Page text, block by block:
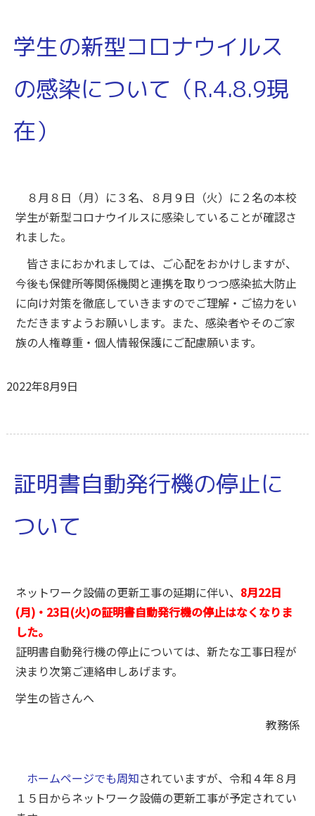
学生の新型コロナウイルス
の感染について（R.4.8.9現
在）
８月８日（月）に３名、８月９日（火）に２名の本校
学生が新型コロナウイルスに感染していることが確認さ
れました。
皆さまにおかれましては、ご心配をおかけしますが、
今後も保健所等関係機関と連携を取りつつ感染拡大防止
に向け対策を徹底していきますのでご理解・ご協力をい
ただきますようお願いします。また、感染者やそのご家
族の人権尊重・個人情報保護にご配慮願います。
2022年8月9日
証明書自動発行機の停止に
ついて
ネットワーク設備の更新工事の延期に伴い、 8月22日
(月)・23日(火)の証明書自動発行機の停止はなくなりま
した。
証明書自動発行機の停止については、新たな工事日程が
決まり次第ご連絡申しあげます。
学生の皆さんへ
教務係
ホームページでも周知されていますが、令和４年８月
１５日からネットワーク設備の更新工事が予定されてい